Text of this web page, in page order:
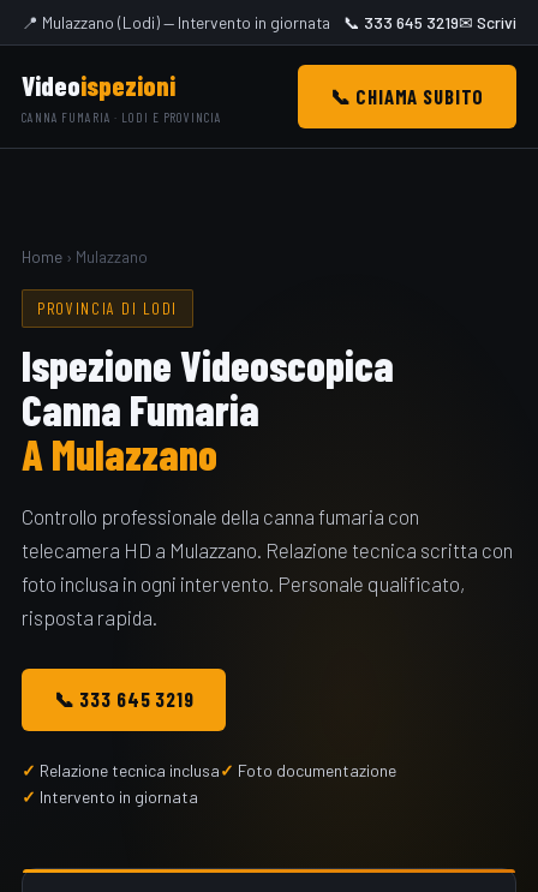
📍 Mulazzano (Lodi) — Intervento in giornata 📞 333 645 3219✉ Scrivi
Videoispezioni
CANNA FUMARIA · LODI E PROVINCIA
📞 CHIAMA SUBITO
Home› Mulazzano
PROVINCIA DI LODI
Ispezione Videoscopica
Canna Fumaria
A Mulazzano
Controllo professionale della canna fumaria con
telecamera HD a Mulazzano. Relazione tecnica scritta con
foto inclusa in ogni intervento. Personale qualificato,
risposta rapida.
📞 333 645 3219
Relazione tecnica inclusa
Foto documentazione
Intervento in giornata